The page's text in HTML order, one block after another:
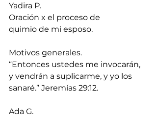
Yadira P.
Oración x el proceso de
quimio de mi esposo.
Motivos generales.
“Entonces ustedes me invocarán,
y vendrán a suplicarme, y yo los
sanaré.” Jeremías 29:12.
Ada G.